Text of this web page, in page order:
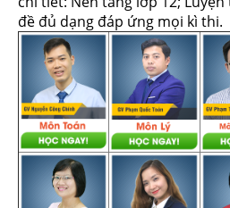
đề đủ dạng đáp ứng mọi kì thi.